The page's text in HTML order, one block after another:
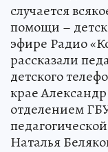
случается
помощи –
эфире Радио
рассказали
детского
крае
отделением
Наталья